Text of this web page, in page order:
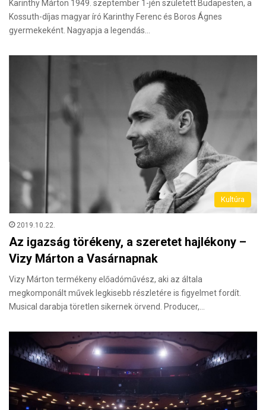
Karinthy Márton 1949. szeptember 1-jén született Budapesten, a
Kossuth-díjas magyar író Karinthy Ferenc és Boros Ágnes
gyermekeként. Nagyapja a legendás…
Kultúra
2019.10.22.
Az igazság törékeny, a szeretet hajlékony –
Vizy Márton a Vasárnapnak
Vizy Márton termékeny előadóművész, aki az általa
megkomponált művek legkisebb részletére is figyelmet fordít.
Musical darabja töretlen sikernek örvend. Producer,…